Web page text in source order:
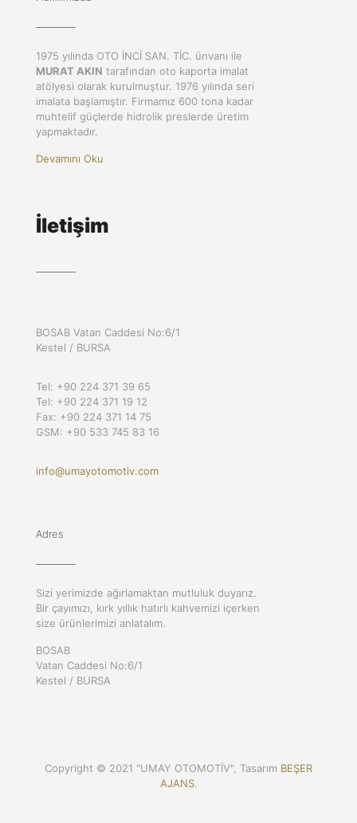
1975 yılında OTO İNCİ SAN. TİC. ünvanı ile
MURAT AKIN tarafından oto kaporta imalat
atölyesi olarak kurulmuştur. 1976 yılında seri
imalata başlamıştır. Firmamız 600 tona kadar
muhtelif güçlerde hidrolik preslerde üretim
yapmaktadır.
Devamını Oku
İletişim
BOSAB Vatan Caddesi No:6/1
Kestel / BURSA
Tel: +90 224 371 39 65
Tel: +90 224 371 19 12
Fax: +90 224 371 14 75
GSM: +90 533 745 83 16
info@umayotomotiv.com
Adres
Sizi yerimizde ağırlamaktan mutluluk duyarız.
Bir çayımızı, kırk yıllık hatırlı kahvemizi içerken
size ürünlerimizi anlatalım.
BOSAB
Vatan Caddesi No:6/1
Kestel / BURSA
Copyright © 2021 "UMAY OTOMOTİV", Tasarım BEŞER
AJANS.